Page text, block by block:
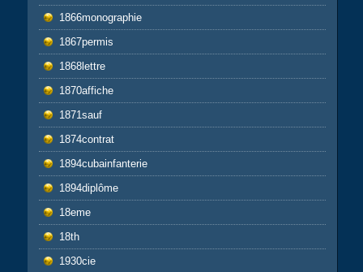
1866monographie
1867permis
1868lettre
1870affiche
1871sauf
1874contrat
1894cubainfanterie
1894diplôme
18eme
18th
1930cie